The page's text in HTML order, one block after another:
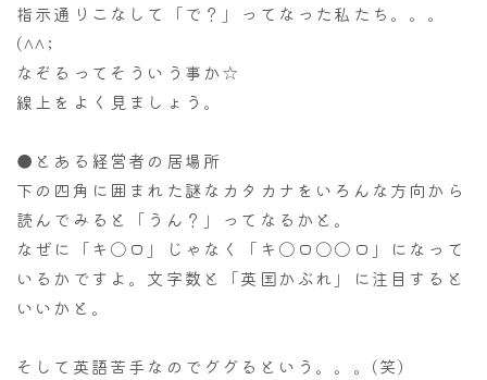
指示通りこなして「で？」ってなった私たち。。。
(^^;
なぞる ってそういう事か☆
線上をよく見ましょう。
●とある経営者の居場所
下の四角に囲まれた謎なカタカナをいろんな方向から
読んでみると「うん？」ってなるかと。
なぜに「キ〇ロ」じゃなく「キ〇ロ〇〇ロ」になって
いるかですよ。文字数と「英国かぶれ」に注目すると
いいかと。
そして英語苦手なのでググるという。。。(笑)